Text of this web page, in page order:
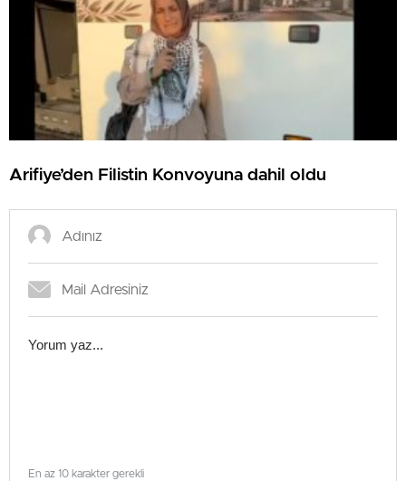
Arifiye’den Filistin Konvoyuna dahil oldu
En az 10 karakter gerekli